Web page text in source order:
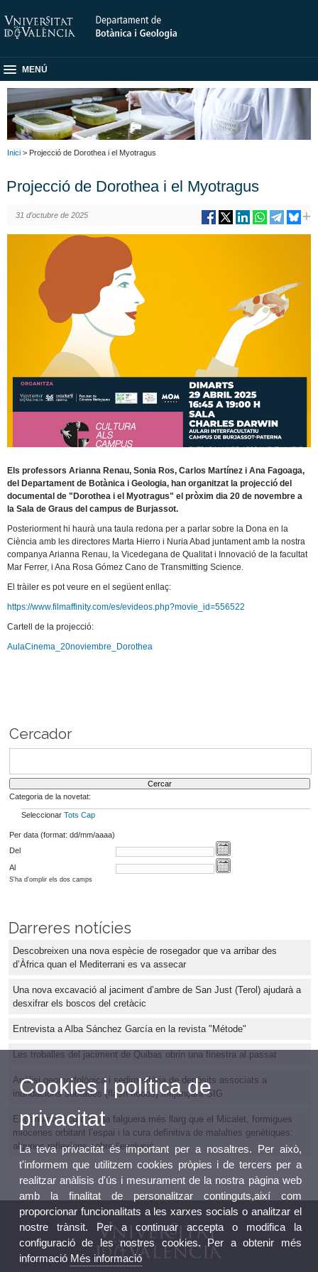
MENÚ
Inici > Projecció de Dorothea i el Myotragus
Projecció de Dorothea i el Myotragus
31 d’octubre de 2025
Els professors Arianna Renau, Sonia Ros, Carlos Martínez i Ana Fagoaga,
del Departament de Botànica i Geologia, han organitzat la projecció del
documental de "Dorothea i el Myotragus" el pròxim dia 20 de novembre a
la Sala de Graus del campus de Burjassot.
Posteriorment hi haurà una taula redona per a parlar sobre la Dona en la
Ciència amb les directores Marta Hierro i Nuria Abad juntament amb la nostra
companya Arianna Renau, la Vicedegana de Qualitat i Innovació de la facultat
Mar Ferrer, i Ana Rosa Gómez Cano de Transmitting Science.
El tràiler es pot veure en el següent enllaç:
https://www.filmaffinity.com/es/evideos.php?movie_id=556522
Cartell de la projecció:
AulaCinema_20noviembre_Dorothea
Cercador
Categoria de la novetat:
Seleccionar Tots Cap
Per data (format: dd/mm/aaaa)
Del
Al
S'ha d'omplir els dos camps
Darreres notícies
Descobreixen una nova espècie de rosegador que va arribar des
d’Àfrica quan el Mediterrani es va assecar
Una nova excavació al jaciment d’ambre de San Just (Terol) ajudarà a
desxifrar els boscos del cretàcic
Entrevista a Alba Sánchez García en la revista "Métode"
Les troballes del jaciment de Quibas obrin una finestra al passat
Anàlisi geomorfològica i sedimentària de depòsits associats a
inundacions sobtades (flash floods) mitjançant SIG
El genoma rècord d’una falguera més llarg que el Micalet, formigues
miocenes orbitant l’espai i la cura definitiva de malalties genètiques:
algunes reflexions sobre l’evolució
Cookies i política de
privacitat
La teva privacitat és important per a nosaltres. Per això,
t'informem que utilitzem cookies pròpies i de tercers per a
realitzar anàlisis d'ús i mesurament de la nostra pàgina web
amb la finalitat de personalitzar continguts,així com
proporcionar funcionalitats a les xarxes socials o analitzar el
nostre trànsit. Per a continuar accepta o modifica la
configuració de les nostres cookies. Per a obtenir més
informació Més informació